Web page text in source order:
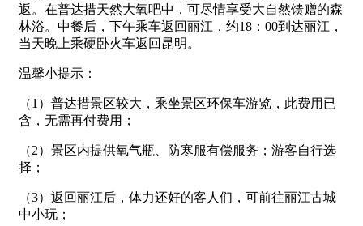
返。在普达措天然大氧吧中，可尽情享受大自然馈赠的森
林浴。中餐后，下午乘车返回丽江，约18：00到达丽江，
当天晚上乘硬卧火车返回昆明。
温馨小提示：
（1）普达措景区较大，乘坐景区环保车游览，此费用已
含，无需再付费用；
（2）景区内提供氧气瓶、防寒服有偿服务；游客自行选
择；
（3）返回丽江后，体力还好的客人们，可前往丽江古城
中小玩；